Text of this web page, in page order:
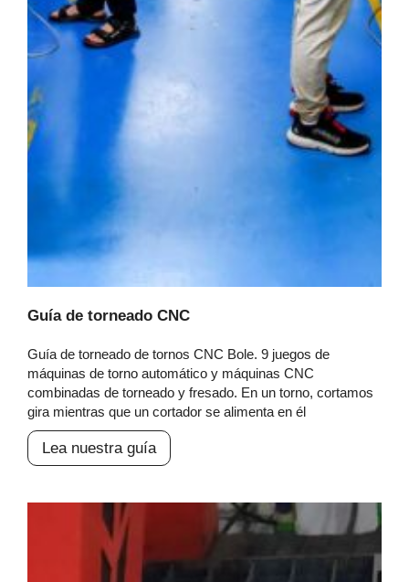
Guía de torneado CNC
Guía de torneado de tornos CNC Bole. 9 juegos de
máquinas de torno automático y máquinas CNC
combinadas de torneado y fresado. En un torno, cortamos
gira mientras que un cortador se alimenta en él
Lea nuestra guía